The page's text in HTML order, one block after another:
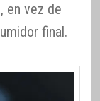
en vez de
final.